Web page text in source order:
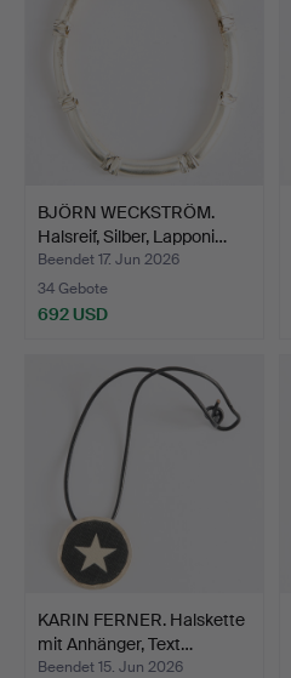
BJÖRN WECKSTRÖM.
Halsreif, Silber, Lapponi…
Beendet 17. Jun 2026
34 Gebote
692 USD
KARIN FERNER. Halskette
mit Anhänger, Text…
Beendet 15. Jun 2026